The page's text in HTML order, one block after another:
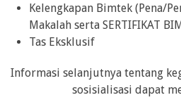
Kelengkapan Bimtek (Pena/
Makalah serta SERTIFIKAT
Tas Eksklusif
Informasi selanjutnya tentang
sosisialisasi dapat